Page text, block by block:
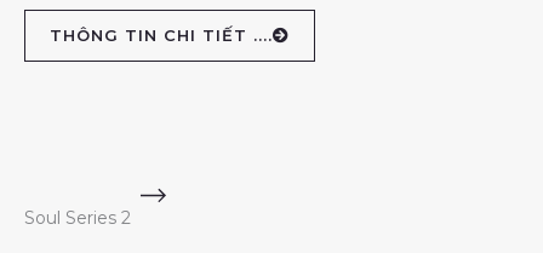
THÔNG TIN CHI TIẾT ....
Soul Series 2